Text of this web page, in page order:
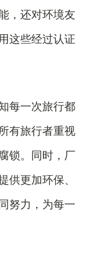
，还对环境友
这些经过认证
每一次旅行都
有旅行者重视
锁。同时，厂
更加环保、
努力，为每一